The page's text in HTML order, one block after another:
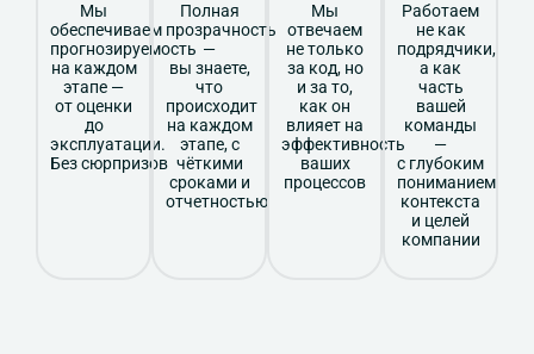
Мы
обеспечиваем
прогнозируемость
на каждом
этапе —
от оценки
до
эксплуатации.
Без сюрпризов
Полная
прозрачность
—
вы знаете,
что
происходит
на каждом
этапе, с
чёткими
сроками и
отчетностью
Мы
отвечаем
не только
за код, но
и за то,
как он
влияет на
эффективность
ваших
процессов
Работаем
не как
подрядчики,
а как
часть
вашей
команды
—
с глубоким
пониманием
контекста
и целей
компании